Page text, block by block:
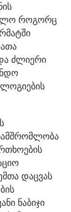
როგორც
ძლიერი
დაცვას
ნაბიჯი